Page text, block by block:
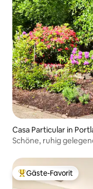
Casa Particular in
Schöne, ruhig
Beliebter Gäste-Favorit.
Gäste-Favorit